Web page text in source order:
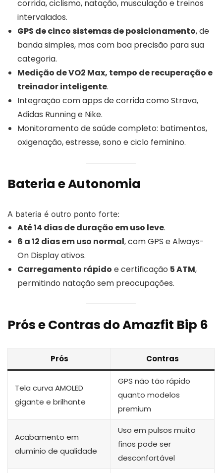
corrida, ciclismo, natação, musculação e treinos
intervalados.
GPS de cinco sistemas de posicionamento, de
banda simples, mas com boa precisão para sua
categoria.
Medição de VO2 Max, tempo de recuperação e
treinador inteligente.
Integração com apps de corrida como Strava,
Adidas Running e Nike.
Monitoramento de saúde completo: batimentos,
oxigenação, estresse, sono e ciclo feminino.
Bateria e Autonomia
A bateria é outro ponto forte:
Até 14 dias de duração em uso leve.
6 a 12 dias em uso normal, com GPS e Always-
On Display ativos.
Carregamento rápido e certificação 5 ATM,
permitindo natação sem preocupações.
Prós e Contras do Amazfit Bip 6
Prós Contras
Tela curva AMOLED
gigante e brilhante
GPS não tão rápido
quanto modelos
premium
Acabamento em
alumínio de qualidade
Uso em pulsos muito
finos pode ser
desconfortável